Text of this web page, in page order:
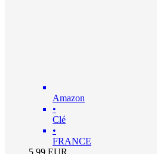
Amazon
•
Clé
•
FRANCE
5.99 EUR